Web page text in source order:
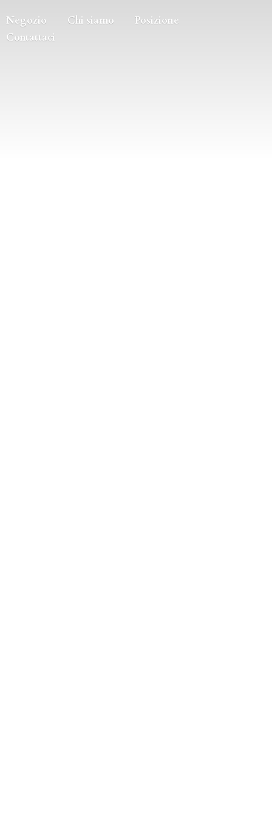
Negozio Chi siamo
Posizione
Contattaci